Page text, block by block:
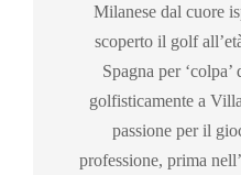
Milanese dal cuore
scoperto il golf
Spagna per
golfisticamente a
passione per il
professione, prima